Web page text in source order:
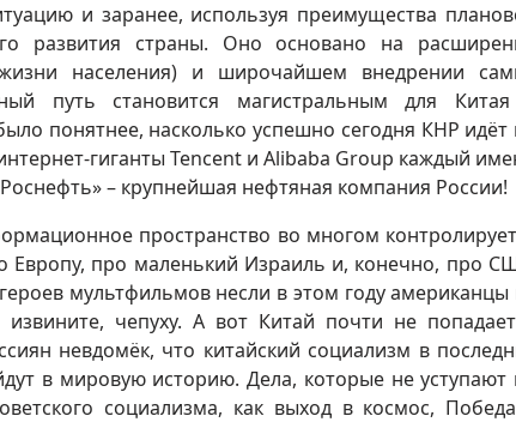
и заранее, используя преимущества
развития страны. Оно основано на
населения) и широчайшем внедрении
путь становится магистральным для
понятнее, насколько успешно сегодня КНР идёт
гиганты Tencent и Alibaba Group каждый
– крупнейшая нефтяная компания России!
пространство во многом
Европу, про маленький Израиль и, конечно, про
мультфильмов несли в этом году американцы
чепуху. А вот Китай почти не
невдомёк, что китайский социализм в
в мировую историю. Дела, которые не уступают
социализма, как выход в космос,